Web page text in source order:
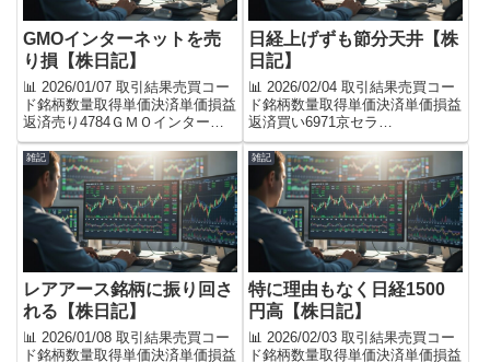
GMOインターネットを売
り損【株日記】
📊 2026/01/07 取引結果売買コー
ド銘柄数量取得単価決済単価損益
返済売り4784ＧＭＯインターネ
ット300904891-3,900返済買い
4097高圧ガス工業
3001,1461,138+2,400返済買い
5707東邦亜鉛3001,0...
日経上げずも節分天井【株
日記】
📊 2026/02/04 取引結果売買コー
ド銘柄数量取得単価決済単価損益
返済買い6971京セラ
1002,525.52,550.5-2,500返済買い
3103ユニチカ300659672-3,900返
済買い8935ＦＪネクストホール
ディングス1...
雑記
レアアース銘柄に振り回さ
れる【株日記】
📊 2026/01/08 取引結果売買コー
ド銘柄数量取得単価決済単価損益
雑記
特に理由もなく日経1500
円高【株日記】
📊 2026/02/03 取引結果売買コー
ド銘柄数量取得単価決済単価損益